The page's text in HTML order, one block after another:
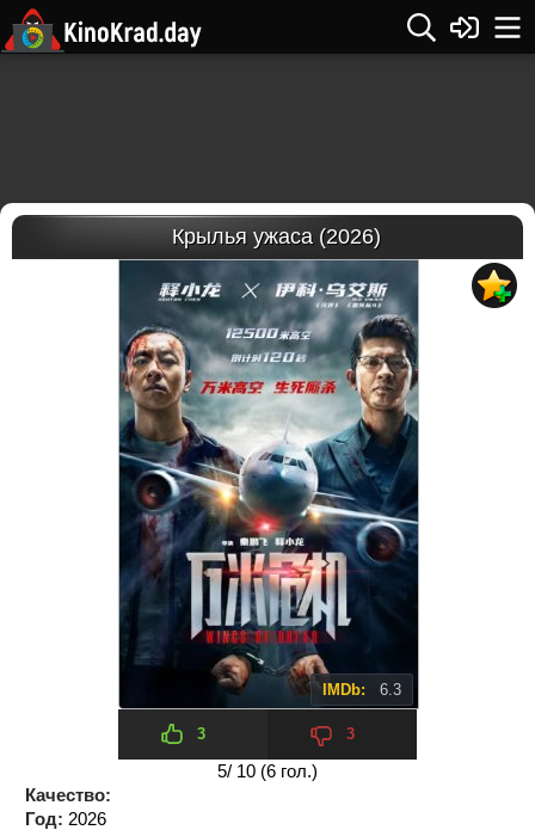
Крылья ужаса (2026)
IMDb: 6.3
3 3
5/ 10 (6 гол.)
Качество:
Год: 2026